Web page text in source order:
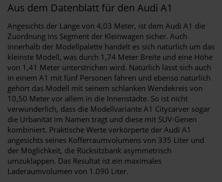
Aus dem Datenblatt für den Audi A1
Angesichts der Länge von 4,03 Meter, ist dem Audi A1 die
Zuordnung ins Segment der Kleinwagen sicher. Auch
innerhalb der Modellpalette handelt es sich natürlich um das
kleinste Modell, was durch 1,74 Meter Breite und eine Höhe
von 1,41 Meter unterstrichen wird. Natürlich lässt sich auch
in einem A1 mit fünf Personen fahren und ebenso natürlich
gehört das Modell mit seinem schlanken Wendekreis von
10,50 Meter vor allem in die Innenstädte. So ist nicht
verwunderlich, dass die Modellvariante A1 Citycarver sogar
die Urbanität im Namen trägt und diese mit SUV-Genen
kombiniert. Praktische Werte verkörperte der Audi A1
angesichts seines Kofferraumvolumens von 335 Liter und
der Möglichkeit, die Rücksitzbank asymmetrisch
umzuklappen. Das Resultat ist ein maximales
Laderaumvolumen von 1.090 Liter.